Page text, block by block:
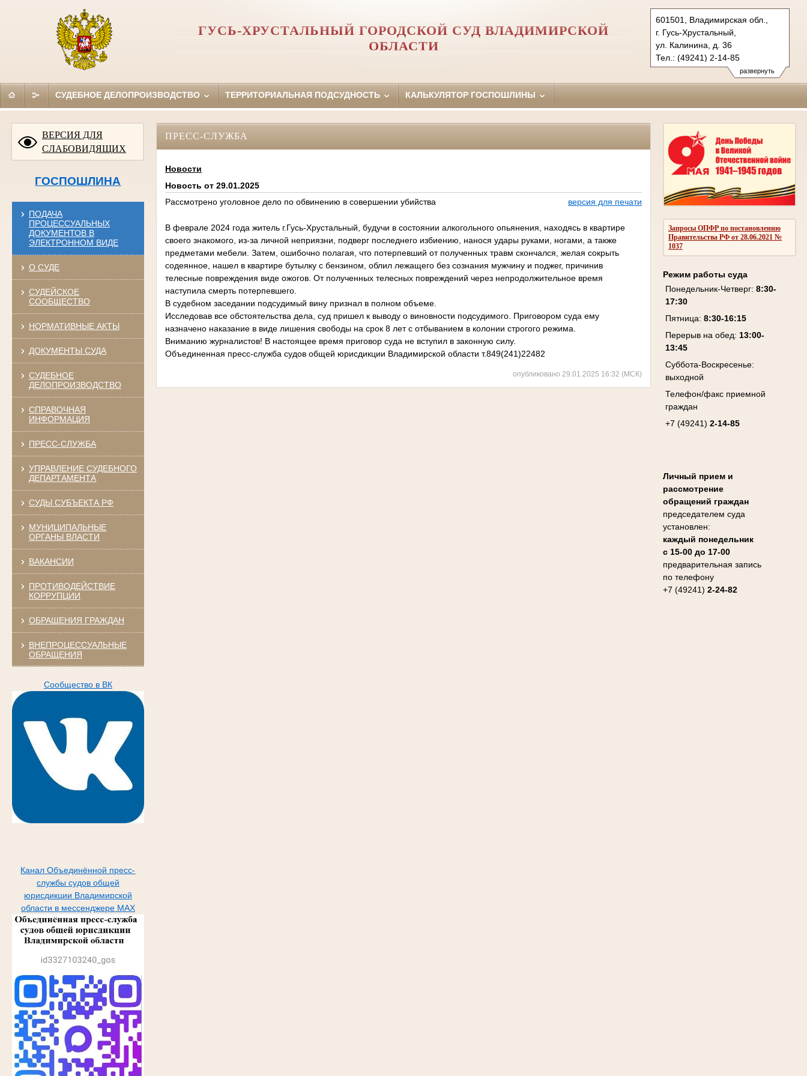
развернуть
601501, Владимирская обл.,
г. Гусь-Хрустальный,
ул. Калинина, д. 36
Тел.: (49241) 2-14-85
gus-hrustalsky.wld@sudrf.ru
ГУСЬ-ХРУСТАЛЬНЫЙ ГОРОДСКОЙ СУД ВЛАДИМИРСКОЙ
ОБЛАСТИ
СУДЕБНОЕ ДЕЛОПРОИЗВОДСТВО ТЕРРИТОРИАЛЬНАЯ ПОДСУДНОСТЬ КАЛЬКУЛЯТОР ГОСПОШЛИНЫ
ВЕРСИЯ ДЛЯ
СЛАБОВИДЯЩИХ
ГОСПОШЛИНА
ПОДАЧА
ПРОЦЕССУАЛЬНЫХ
ДОКУМЕНТОВ В
ЭЛЕКТРОННОМ ВИДЕ
О СУДЕ
СУДЕЙСКОЕ
СООБЩЕСТВО
НОРМАТИВНЫЕ АКТЫ
ДОКУМЕНТЫ СУДА
СУДЕБНОЕ
ДЕЛОПРОИЗВОДСТВО
СПРАВОЧНАЯ
ИНФОРМАЦИЯ
ПРЕСС-СЛУЖБА
УПРАВЛЕНИЕ СУДЕБНОГО
ДЕПАРТАМЕНТА
СУДЫ СУБЪЕКТА РФ
МУНИЦИПАЛЬНЫЕ
ОРГАНЫ ВЛАСТИ
ВАКАНСИИ
ПРОТИВОДЕЙСТВИЕ
КОРРУПЦИИ
ОБРАЩЕНИЯ ГРАЖДАН
ВНЕПРОЦЕССУАЛЬНЫЕ
ОБРАЩЕНИЯ
Сообщество в ВК
Канал Объединённой пресс-
службы судов общей
юрисдикции Владимирской
области в мессенджере МАХ
Запросы ОПФР по постановлению
Правительства РФ от 28.06.2021 №
1037
Режим работы суда
Понедельник-Четверг: 8:30-
17:30
Пятница: 8:30-16:15
Перерыв на обед: 13:00-
13:45
Суббота-Воскресенье:
выходной
Телефон/факс приемной
граждан
+7 (49241) 2-14-85
Личный прием и
рассмотрение
обращений граждан
председателем суда
установлен:
каждый понедельник
с 15-00 до 17-00
предварительная запись
по телефону
+7 (49241) 2-24-82
ПРЕСС-СЛУЖБА
Новости
Новость от 29.01.2025
Рассмотрено уголовное дело по обвинению в совершении убийства
версия для печати
В феврале 2024 года житель г.Гусь-Хрустальный, будучи в состоянии алкогольного опьянения, находясь в квартире
своего знакомого, из-за личной неприязни, подверг последнего избиению, нанося удары руками, ногами, а также
предметами мебели. Затем, ошибочно полагая, что потерпевший от полученных травм скончался, желая сокрыть
содеянное, нашел в квартире бутылку с бензином, облил лежащего без сознания мужчину и поджег, причинив
телесные повреждения виде ожогов. От полученных телесных повреждений через непродолжительное время
наступила смерть потерпевшего.
В судебном заседании подсудимый вину признал в полном объеме.
Исследовав все обстоятельства дела, суд пришел к выводу о виновности подсудимого. Приговором суда ему
назначено наказание в виде лишения свободы на срок 8 лет с отбыванием в колонии строгого режима.
Вниманию журналистов! В настоящее время приговор суда не вступил в законную силу.
Объединенная пресс-служба судов общей юрисдикции Владимирской области т.849(241)22482
опубликовано 29.01.2025 16:32 (МСК)